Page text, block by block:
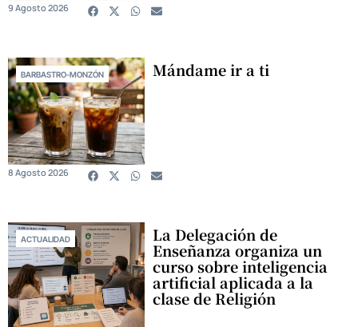
9 Agosto 2026
BARBASTRO-MONZÓN Mándame ir a ti
8 Agosto 2026
ACTUALIDAD La Delegación de
Enseñanza organiza un
curso sobre inteligencia
artificial aplicada a la
clase de Religión